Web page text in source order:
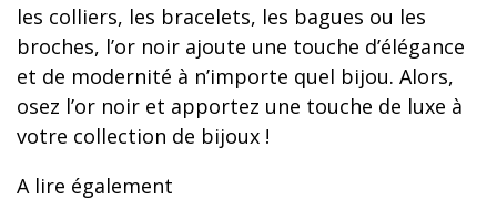
les colliers, les bracelets, les bagues ou les
broches, l’or noir ajoute une touche d’élégance
et de modernité à n’importe quel bijou. Alors,
osez l’or noir et apportez une touche de luxe à
votre collection de bijoux !
A lire également